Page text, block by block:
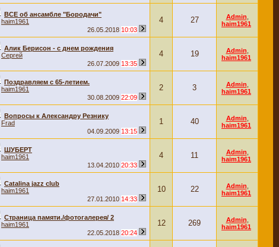
ВСЕ об ансамбле "Бородачи"
haim1961
26.05.2018 10:03
4 27 Admin
haim1961
Алик Берисон - с днем рождения
Сергей
26.07.2009 13:35
4 19 Admin
haim1961
Поздравляем с 65-летием.
haim1961
30.08.2009 22:09
2 3 Admin
haim1961
Вопросы к Александру Резнику
Frad
04.09.2009 13:15
1 40 Admin
haim1961
ШУБЕРТ
haim1961
13.04.2010 20:33
4 11 Admin
haim1961
Catalina jazz club
haim1961
27.01.2010 14:33
10 22 Admin
haim1961
Страница памяти./фотогалерея/ 2
haim1961
22.05.2018 20:24
12 269 Admin
haim1961